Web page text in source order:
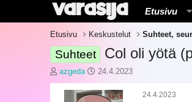
Etusivu
Etusivu Keskustelut Suhteet,
Suhteet Col oli yötä
K
e
azgeda
A
l
o
24.4.2023
24.4.2023